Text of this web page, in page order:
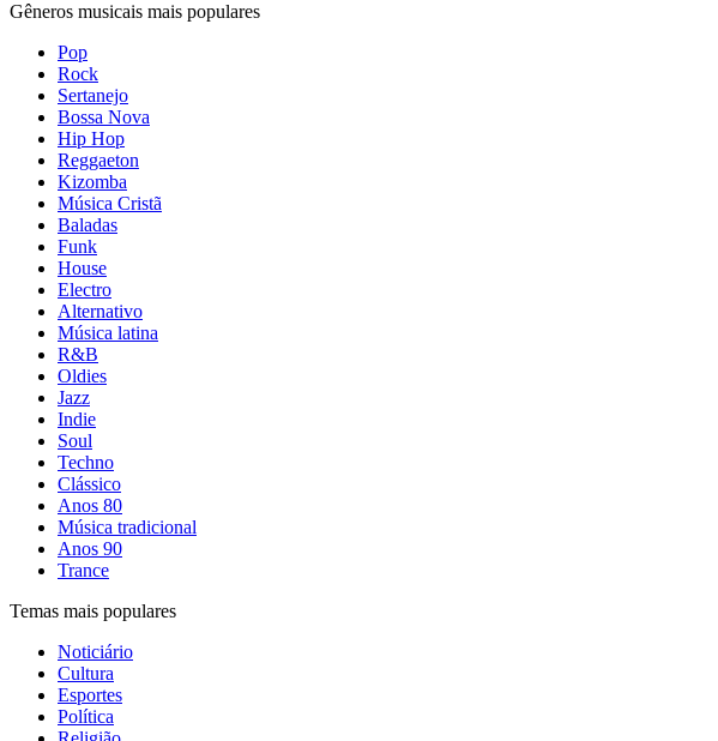
Gêneros musicais mais populares
Pop
Rock
Sertanejo
Bossa Nova
Hip Hop
Reggaeton
Kizomba
Música Cristã
Baladas
Funk
House
Electro
Alternativo
Música latina
R&B
Oldies
Jazz
Indie
Soul
Techno
Clássico
Anos 80
Música tradicional
Anos 90
Trance
Temas mais populares
Noticiário
Cultura
Esportes
Política